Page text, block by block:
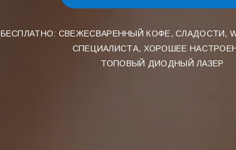
БЕСПЛАТНО: СВЕЖЕСВАРЕННЫЙ КОФЕ, СЛАДОСТИ,
СПЕЦИАЛИСТА, ХОРОШЕЕ
ТОПОВЫЙ ДИОДНЫЙ ЛАЗЕР